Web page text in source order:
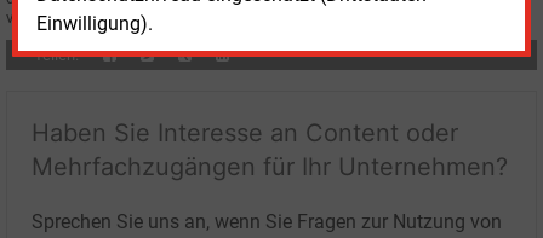
Einwilligung).
vereinfachen.
Teilen:
Haben Sie Interesse an Content oder
Mehrfachzugängen für Ihr Unternehmen?
Sprechen Sie uns an, wenn Sie Fragen zur Nutzung von